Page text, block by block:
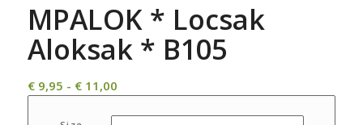
MPALOK * Locsak
Aloksak * B105
€9,95 - €11,00Prijsklasse: